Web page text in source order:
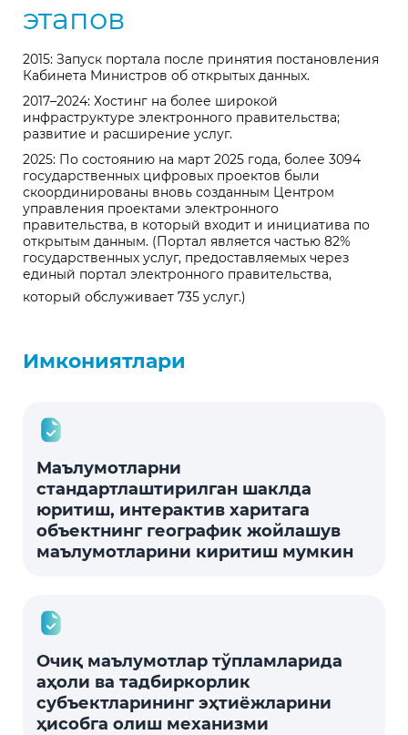
этапов
2015: Запуск портала после принятия постановления
Кабинета Министров об открытых данных.
2017–2024: Хостинг на более широкой
инфраструктуре электронного правительства;
развитие и расширение услуг.
2025: По состоянию на март 2025 года, более 3094
государственных цифровых проектов были
скоординированы вновь созданным Центром
управления проектами электронного
правительства, в который входит и инициатива по
открытым данным. (Портал является частью 82%
государственных услуг, предоставляемых через
единый портал электронного правительства,
который обслуживает 735 услуг.)
Имкониятлари
Маълумотларни
стандартлаштирилган шаклда
юритиш, интерактив харитага
объектнинг географик жойлашув
маълумотларини киритиш мумкин
Очиқ маълумотлар тўпламларида
аҳоли ва тадбиркорлик
субъектларининг эҳтиёжларини
ҳисобга олиш механизми